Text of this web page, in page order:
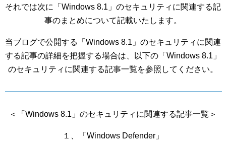
それでは次に「Windows 8.1」のセキュリティに関連する記
事のまとめについて記載いたします。
当ブログで公開する「Windows 8.1」のセキュリティに関連
する記事の詳細を把握する場合は、以下の「Windows 8.1」
のセキュリティに関連する記事一覧を参照してください。
＜「Windows 8.1」のセキュリティに関連する記事一覧＞
１、「Windows Defender」